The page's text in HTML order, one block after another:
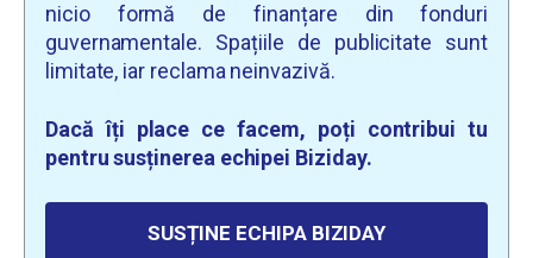
nicio formă de finanțare din fonduri
guvernamentale. Spațiile de publicitate sunt
limitate, iar reclama neinvazivă.
Dacă îți place ce facem, poți contribui tu
pentru susținerea echipei Biziday.
SUSȚINE ECHIPA BIZIDAY